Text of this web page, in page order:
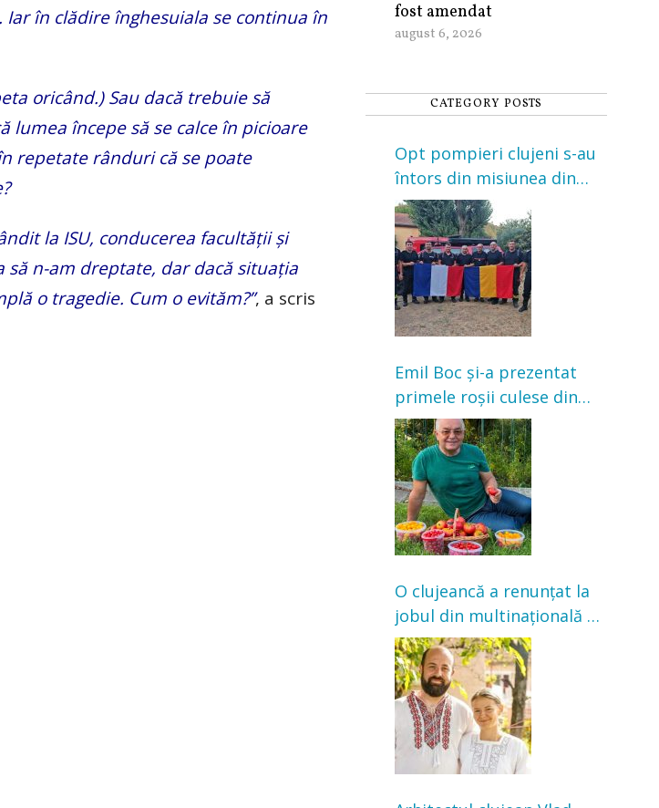
în clădire înghesuiala se continua în
oricând.) Sau dacă trebuie să
lumea începe să se calce în picioare
repetate rânduri că se poate
la ISU, conducerea facultății și
să n-am dreptate, dar dacă situația
o tragedie. Cum o evităm?”, a scris
fost amendat
august 6, 2026
CATEGORY POSTS
Opt pompieri clujeni s-au
întors din misiunea din
Franța. Au intervenit la
incendii de vegetație și
pădure
Emil Boc și-a prezentat
primele roșii culese din
grădină: „Niciun magazin
nu poate oferi această
satisfacție”
O clujeancă a renunțat la
jobul din multinațională și
s-a mutat la țară. Acum
cultivă legume în grădina
bunicilor